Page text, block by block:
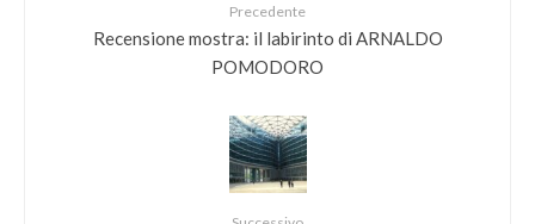
Precedente
Recensione mostra: il labirinto di ARNALDO
POMODORO